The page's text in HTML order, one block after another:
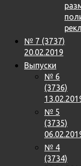
№ 7 (3737)
20.02.2019
Выпуски
№ 6
(3736)
№ 5
(3735)
№ 4
(3734)